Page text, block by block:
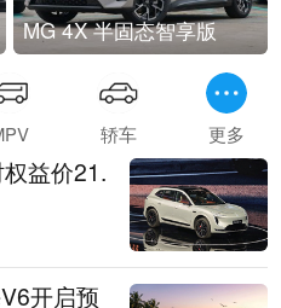
MG 4X 半固态智享版
轿车 更多
益价21.
开启预